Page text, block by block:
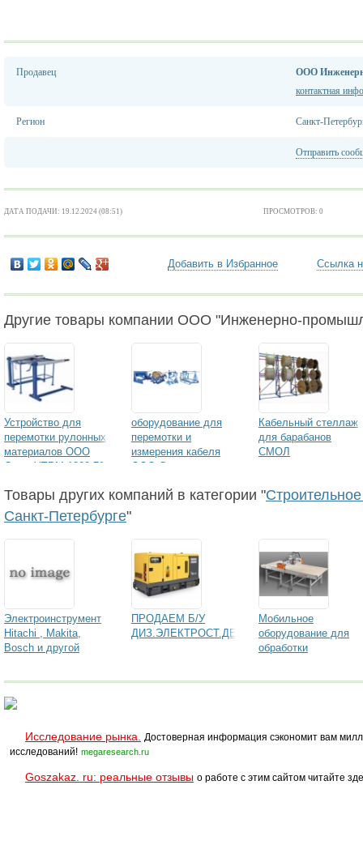
Продавец
ООО
контактная
Регион Санкт-
Отправить
ДАТА ПОДАЧИ: 19.12.2024 (08:51) ПРОСМОТРОВ: 0
Добавить в Избранное Ссылка
Другие товары компании ООО "Инженерно-
Устройство для
перемотки рулонных
материалов ООО
Смол УПРМ-1300-70-
оборудование для
перемотки и
измерения кабеля
ООО Смол
Кабельный стеллаж
для барабанов
СМОЛ
Товары других компаний в категории "
Санкт-Петербурге"
Электроинструмент
Hitachi , Makita,
Bosch и другой
ПРОДАЕМ Б/У
ДИЗ.ЭЛЕКТРОСТ.ДЕШЕВО!
Мобильное
оборудование для
обработки
Исследование рынка.
Достоверная информация сэкономит вам
исследований! megaresearch.ru
Goszakaz. ru: реальные отзывы о работе с этим сайтом читайте